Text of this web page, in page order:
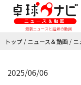
最新ニュースと話題の動画
トップ / ニュース＆動画 / ニ
2025/06/06